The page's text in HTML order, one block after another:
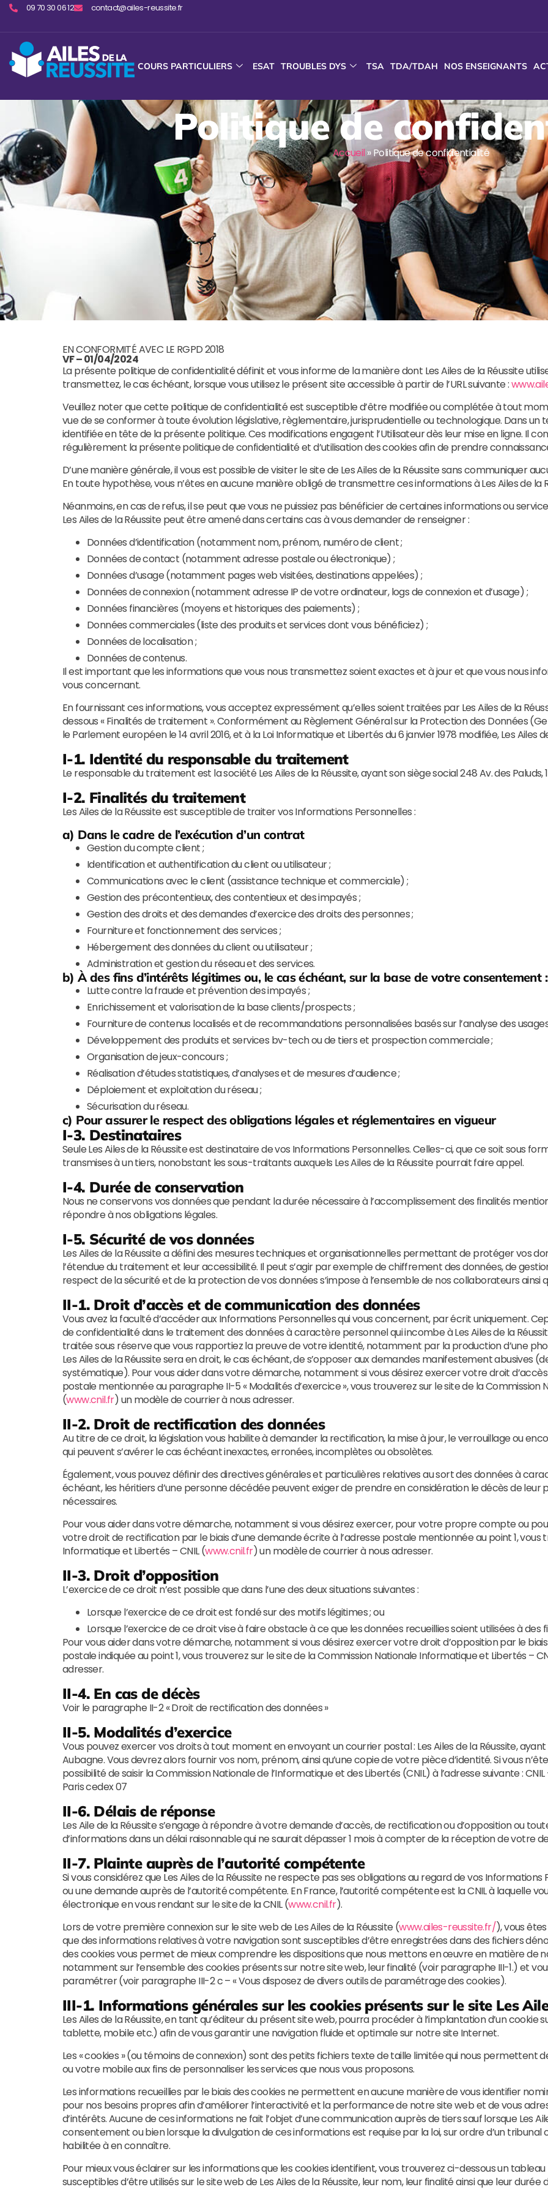
09 70 30 06 12 contact@ailes-reussite.fr
COURS PARTICULIERS ESAT TROUBLES DYS TSA TDA/TDAH NOS ENSEIGNANTS
Politique de
Accueil»Politique de confidentialité
EN CONFORMITÉ AVEC LE RGPD 2018
VF – 01/04/2024
La présente politique de confidentialité définit et vous informe de la manière dont Les Ailes de la Réussite
transmettez, le cas échéant, lorsque vous utilisez le présent site accessible à partir de l’URL suivante :
Veuillez noter que cette politique de confidentialité est susceptible d’être modifiée ou complétée à tout
vue de se conformer à toute évolution législative, règlementaire, jurisprudentielle ou technologique. Dans un
identifiée en tête de la présente politique. Ces modifications engagent l’Utilisateur dès leur mise en ligne. Il
régulièrement la présente politique de confidentialité et d’utilisation des cookies afin de prendre
D’une manière générale, il vous est possible de visiter le site de Les Ailes de la Réussite sans communiquer
En toute hypothèse, vous n’êtes en aucune manière obligé de transmettre ces informations à Les Ailes de la
Néanmoins, en cas de refus, il se peut que vous ne puissiez pas bénéficier de certaines informations ou
Les Ailes de la Réussite peut être amené dans certains cas à vous demander de renseigner :
Données d’identification (notamment nom, prénom, numéro de client ;
Données de contact (notamment adresse postale ou électronique) ;
Données d’usage (notamment pages web visitées, destinations appelées) ;
Données de connexion (notamment adresse IP de votre ordinateur, logs de connexion et d’usage) ;
Données financières (moyens et historiques des paiements) ;
Données commerciales (liste des produits et services dont vous bénéficiez) ;
Données de localisation ;
Données de contenus.
Il est important que les informations que vous nous transmettez soient exactes et à jour et que vous nous
vous concernant.
En fournissant ces informations, vous acceptez expressément qu’elles soient traitées par Les Ailes de la
dessous « Finalités de traitement ». Conformément au Règlement Général sur la Protection des Données
le Parlement européen le 14 avril 2016, et à la Loi Informatique et Libertés du 6 janvier 1978 modifiée, Les Ailes
I-1. Identité du responsable du traitement
Le responsable du traitement est la société Les Ailes de la Réussite, ayant son siège social 248 Av. des Paluds,
I-2. Finalités du traitement
Les Ailes de la Réussite est susceptible de traiter vos Informations Personnelles :
a) Dans le cadre de l’exécution d’un contrat
Gestion du compte client ;
Identification et authentification du client ou utilisateur ;
Communications avec le client (assistance technique et commerciale) ;
Gestion des précontentieux, des contentieux et des impayés ;
Gestion des droits et des demandes d’exercice des droits des personnes ;
Fourniture et fonctionnement des services ;
Hébergement des données du client ou utilisateur ;
Administration et gestion du réseau et des services.
b) À des fins d’intérêts légitimes ou, le cas échéant, sur la base de votre consentement :
Lutte contre la fraude et prévention des impayés ;
Enrichissement et valorisation de la base clients/prospects ;
Fourniture de contenus localisés et de recommandations personnalisées basés sur l’analyse des
Développement des produits et services bv-tech ou de tiers et prospection commerciale ;
Organisation de jeux-concours ;
Réalisation d’études statistiques, d’analyses et de mesures d’audience ;
Déploiement et exploitation du réseau ;
Sécurisation du réseau.
c) Pour assurer le respect des obligations légales et réglementaires en vigueur
I-3. Destinataires
Seule Les Ailes de la Réussite est destinataire de vos Informations Personnelles. Celles-ci, que ce soit sous
transmises à un tiers, nonobstant les sous-traitants auxquels Les Ailes de la Réussite pourrait faire appel.
I-4. Durée de conservation
Nous ne conservons vos données que pendant la durée nécessaire à l’accomplissement des finalités
répondre à nos obligations légales.
I-5. Sécurité de vos données
Les Ailes de la Réussite a défini des mesures techniques et organisationnelles permettant de protéger vos
l’étendue du traitement et leur accessibilité. Il peut s’agir par exemple de chiffrement des données, de
respect de la sécurité et de la protection de vos données s’impose à l’ensemble de nos collaborateurs ainsi
II-1. Droit d’accès et de communication des données
Vous avez la faculté d’accéder aux Informations Personnelles qui vous concernent, par écrit uniquement.
de confidentialité dans le traitement des données à caractère personnel qui incombe à Les Ailes de la
traitée sous réserve que vous rapportiez la preuve de votre identité, notamment par la production d’une
Les Ailes de la Réussite sera en droit, le cas échéant, de s’opposer aux demandes manifestement abusives
systématique). Pour vous aider dans votre démarche, notamment si vous désirez exercer votre droit
postale mentionnée au paragraphe II-5 « Modalités d’exercice », vous trouverez sur le site de la Commission
(www.cnil.fr) un modèle de courrier à nous adresser.
II-2. Droit de rectification des données
Au titre de ce droit, la législation vous habilite à demander la rectification, la mise à jour, le verrouillage ou
qui peuvent s’avérer le cas échéant inexactes, erronées, incomplètes ou obsolètes.
Également, vous pouvez définir des directives générales et particulières relatives au sort des données à
échéant, les héritiers d’une personne décédée peuvent exiger de prendre en considération le décès de
nécessaires.
Pour vous aider dans votre démarche, notamment si vous désirez exercer, pour votre propre compte ou
votre droit de rectification par le biais d’une demande écrite à l’adresse postale mentionnée au point 1, vous
Informatique et Libertés – CNIL (www.cnil.fr) un modèle de courrier à nous adresser.
II-3. Droit d’opposition
L’exercice de ce droit n’est possible que dans l’une des deux situations suivantes :
Lorsque l’exercice de ce droit est fondé sur des motifs légitimes ; ou
Lorsque l’exercice de ce droit vise à faire obstacle à ce que les données recueillies soient utilisées à
Pour vous aider dans votre démarche, notamment si vous désirez exercer votre droit d’opposition par le
postale indiquée au point 1, vous trouverez sur le site de la Commission Nationale Informatique et Libertés –
adresser.
II-4. En cas de décès
Voir le paragraphe II-2 « Droit de rectification des données »
II-5. Modalités d’exercice
Vous pouvez exercer vos droits à tout moment en envoyant un courrier postal : Les Ailes de la Réussite, ayant
Aubagne. Vous devrez alors fournir vos nom, prénom, ainsi qu’une copie de votre pièce d’identité. Si vous
possibilité de saisir la Commission Nationale de l’Informatique et des Libertés (CNIL) à l’adresse suivante :
Paris cedex 07
II-6. Délais de réponse
Les Aile de la Réussite s’engage à répondre à votre demande d’accès, de rectification ou d’opposition ou
d’informations dans un délai raisonnable qui ne saurait dépasser 1 mois à compter de la réception de votre
II-7. Plainte auprès de l’autorité compétente
Si vous considérez que Les Ailes de la Réussite ne respecte pas ses obligations au regard de vos
ou une demande auprès de l’autorité compétente. En France, l’autorité compétente est la CNIL à laquelle
électronique en vous rendant sur le site de la CNIL (www.cnil.fr).
Lors de votre première connexion sur le site web de Les Ailes de la Réussite (www.ailes-reussite.fr/), vous
que des informations relatives à votre navigation sont susceptibles d’être enregistrées dans des fichiers
des cookies vous permet de mieux comprendre les dispositions que nous mettons en œuvre en matière de
notamment sur l’ensemble des cookies présents sur notre site web, leur finalité (voir paragraphe III-1.) et
paramétrer (voir paragraphe III-2 c – « Vous disposez de divers outils de paramétrage des cookies).
III-1. Informations générales sur les cookies présents sur le site Les
Les Ailes de la Réussite, en tant qu’éditeur du présent site web, pourra procéder à l’implantation d’un
tablette, mobile etc.) afin de vous garantir une navigation fluide et optimale sur notre site Internet.
Les « cookies » (ou témoins de connexion) sont des petits fichiers texte de taille limitée qui nous
ou votre mobile aux fins de personnaliser les services que nous vous proposons.
Les informations recueillies par le biais des cookies ne permettent en aucune manière de vous identifier
pour nos besoins propres afin d’améliorer l’interactivité et la performance de notre site web et de vous
d’intérêts. Aucune de ces informations ne fait l’objet d’une communication auprès de tiers sauf lorsque Les
consentement ou bien lorsque la divulgation de ces informations est requise par la loi, sur ordre d’un
habilitée à en connaître.
Pour mieux vous éclairer sur les informations que les cookies identifient, vous trouverez ci-dessous un
susceptibles d’être utilisés sur le site web de Les Ailes de la Réussite, leur nom, leur finalité ainsi que leur durée